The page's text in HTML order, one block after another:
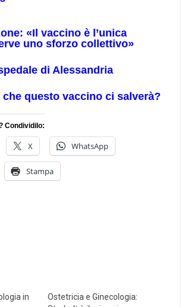
«Il vaccino è l’unica
uno sforzo collettivo»
di Alessandria
questo vaccino ci salverà?
Condividilo:
X WhatsApp
Stampa
in
Ostetricia e Ginecologia: